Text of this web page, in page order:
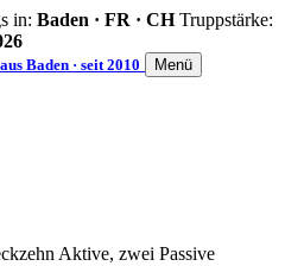
in: Baden · FR · CH Truppstärke:
Baden · seit 2010 Menü
zehn Aktive, zwei Passive